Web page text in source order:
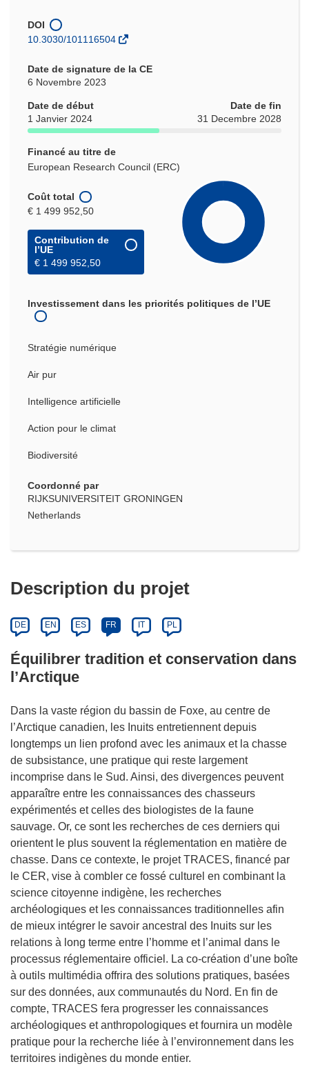
DOI
10.3030/101116504
Date de signature de la CE
6 Novembre 2023
Date de début
1 Janvier 2024
Date de fin
31 Decembre 2028
Financé au titre de
European Research Council (ERC)
Coût total
€ 1 499 952,50
Contribution de
l’UE
€ 1 499 952,50
Investissement dans les priorités politiques de l’UE
Stratégie numérique
Air pur
Intelligence artificielle
Action pour le climat
Biodiversité
Coordonné par
RIJKSUNIVERSITEIT GRONINGEN
Netherlands
Description du projet
DE EN ES FR IT PL
Équilibrer tradition et conservation dans
l’Arctique
Dans la vaste région du bassin de Foxe, au centre de
l’Arctique canadien, les Inuits entretiennent depuis
longtemps un lien profond avec les animaux et la chasse
de subsistance, une pratique qui reste largement
incomprise dans le Sud. Ainsi, des divergences peuvent
apparaître entre les connaissances des chasseurs
expérimentés et celles des biologistes de la faune
sauvage. Or, ce sont les recherches de ces derniers qui
orientent le plus souvent la réglementation en matière de
chasse. Dans ce contexte, le projet TRACES, financé par
le CER, vise à combler ce fossé culturel en combinant la
science citoyenne indigène, les recherches
archéologiques et les connaissances traditionnelles afin
de mieux intégrer le savoir ancestral des Inuits sur les
relations à long terme entre l’homme et l’animal dans le
processus réglementaire officiel. La co-création d’une boîte
à outils multimédia offrira des solutions pratiques, basées
sur des données, aux communautés du Nord. En fin de
compte, TRACES fera progresser les connaissances
archéologiques et anthropologiques et fournira un modèle
pratique pour la recherche liée à l’environnement dans les
territoires indigènes du monde entier.